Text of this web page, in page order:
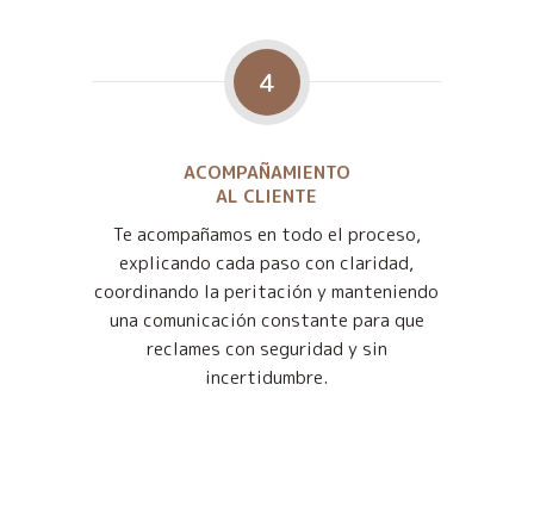
4
ACOMPAÑAMIENTO
AL CLIENTE
Te acompañamos en todo el proceso,
explicando cada paso con claridad,
coordinando la peritación y manteniendo
una comunicación constante para que
reclames con seguridad y sin
incertidumbre.